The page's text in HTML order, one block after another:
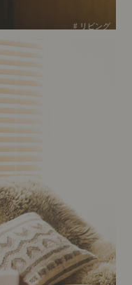
# リビング